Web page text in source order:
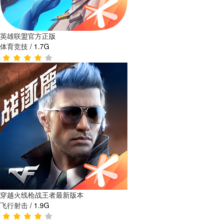
英雄联盟官方正版
体育竞技 / 1.7G
穿越火线枪战王者最新版本
飞行射击 / 1.9G